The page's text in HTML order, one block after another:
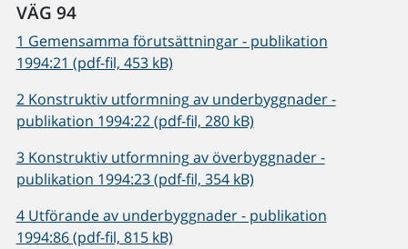
VÄG 94
1 Gemensamma förutsättningar - publikation
1994:21 (pdf-fil, 453 kB)
2 Konstruktiv utformning av underbyggnader -
publikation 1994:22 (pdf-fil, 280 kB)
3 Konstruktiv utformning av överbyggnader -
publikation 1994:23 (pdf-fil, 354 kB)
4 Utförande av underbyggnader - publikation
1994:86 (pdf-fil, 815 kB)